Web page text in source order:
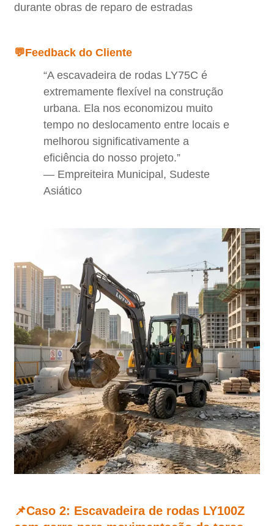
durante obras de reparo de estradas
💬Feedback do Cliente
“A escavadeira de rodas LY75C é
extremamente flexível na construção
urbana. Ela nos economizou muito
tempo no deslocamento entre locais e
melhorou significativamente a
eficiência do nosso projeto.”
— Empreiteira Municipal, Sudeste
Asiático
📌Caso 2: Escavadeira de rodas LY100Z